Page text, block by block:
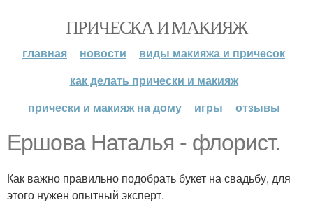
ПРИЧЕСКА И МАКИЯЖ
главная новости
виды макияжа и причесок
как делать прически и макияж
прически и макияж на дому
игры отзывы
Ершова Наталья - флорист.
Как важно правильно подобрать букет на свадьбу, для
этого нужен опытный эксперт.